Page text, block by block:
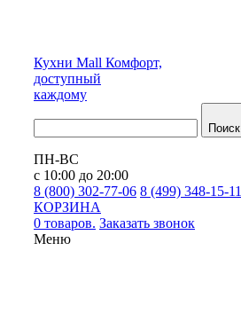
Кухни Mall Комфорт,
доступный
каждому
Поиск
ПН-ВС
с 10:00 до 20:00
8 (800) 302-77-06 8 (499) 348-15-11
КОРЗИНА
0 товаров. Заказать звонок
Меню